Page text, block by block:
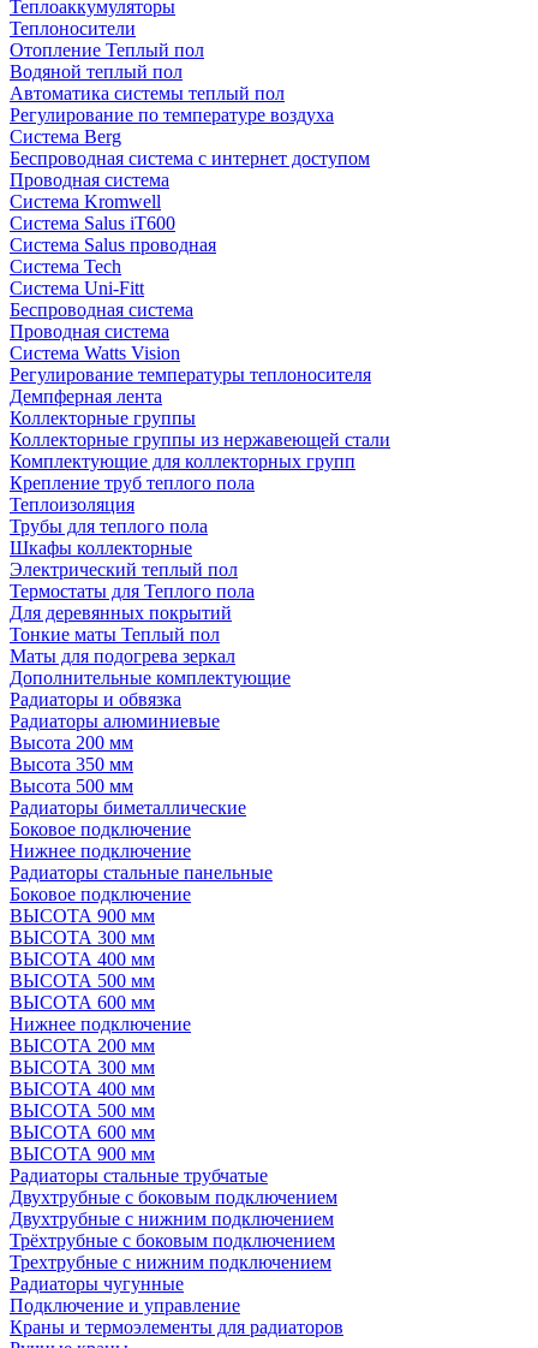
Теплоаккумуляторы
Теплоносители
Отопление Теплый пол
Водяной теплый пол
Автоматика системы теплый пол
Регулирование по температуре воздуха
Система Berg
Беспроводная система с интернет доступом
Проводная система
Система Kromwell
Система Salus iT600
Система Salus проводная
Система Tech
Система Uni-Fitt
Беспроводная система
Проводная система
Система Watts Vision
Регулирование температуры теплоносителя
Демпферная лента
Коллекторные группы
Коллекторные группы из нержавеющей стали
Комплектующие для коллекторных групп
Крепление труб теплого пола
Теплоизоляция
Трубы для теплого пола
Шкафы коллекторные
Электрический теплый пол
Термостаты для Теплого пола
Для деревянных покрытий
Тонкие маты Теплый пол
Маты для подогрева зеркал
Дополнительные комплектующие
Радиаторы и обвязка
Радиаторы алюминиевые
Высота 200 мм
Высота 350 мм
Высота 500 мм
Радиаторы биметаллические
Боковое подключение
Нижнее подключение
Радиаторы стальные панельные
Боковое подключение
ВЫСОТА 900 мм
ВЫСОТА 300 мм
ВЫСОТА 400 мм
ВЫСОТА 500 мм
ВЫСОТА 600 мм
Нижнее подключение
ВЫСОТА 200 мм
ВЫСОТА 300 мм
ВЫСОТА 400 мм
ВЫСОТА 500 мм
ВЫСОТА 600 мм
ВЫСОТА 900 мм
Радиаторы стальные трубчатые
Двухтрубные с боковым подключением
Двухтрубные с нижним подключением
Трёхтрубные с боковым подключением
Трехтрубные с нижним подключением
Радиаторы чугунные
Подключение и управление
Краны и термоэлементы для радиаторов